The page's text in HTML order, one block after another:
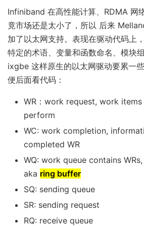
Infiniband 在高性能计算、RDMA 网
竟市场还是太小了，所以 后来
加了以太网支持。表现在驱动代码上
特定的术语、变量和函数命名、模块
ixgbe 这样原生的以太网驱动要累一
便后面看代码：
WR：work request, work
perform
WC: work completion,
completed WR
WQ: work queue contains
aka ring buffer
SQ: sending queue
SR: sending request
RQ: receive queue